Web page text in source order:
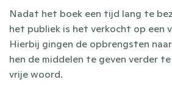
Nadat het boek een tijd lang te
het publiek is het verkocht op een
Hierbij gingen de opbrengsten
hen de middelen te geven verder
vrije woord.